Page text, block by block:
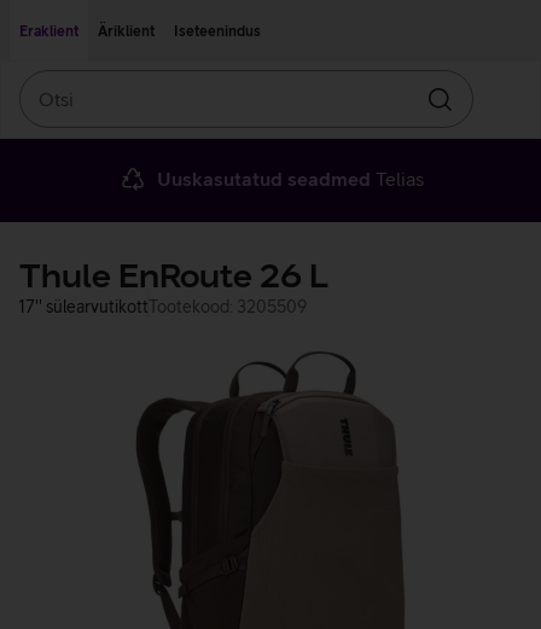
Eraklient
Äriklient Iseteenindus
Otsin
Uuskasutatud seadmed Telias
Thule EnRoute 26 L
17'' sülearvutikottTootekood: 3205509